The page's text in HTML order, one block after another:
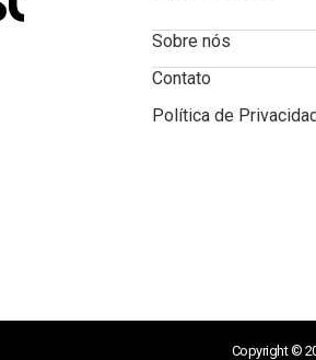
Sobre nós
Contato
Política de
Copyright ©